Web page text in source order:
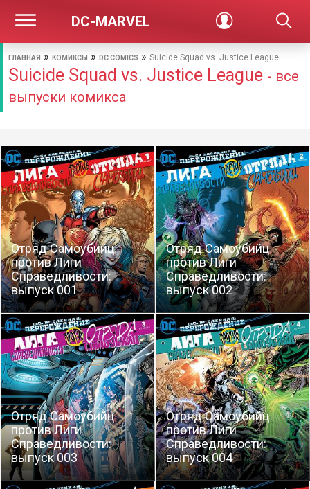
DC-MARVEL
ГЛАВНАЯ » КОМИКСЫ » DC COMICS » Suicide Squad vs. Justice League
Suicide Squad vs. Justice League - все
выпуски комикса
Отряд Самоубийц
против Лиги
Справедливости:
выпуск 001
Отряд Самоубийц
против Лиги
Справедливости:
выпуск 002
Отряд Самоубийц
против Лиги
Справедливости:
выпуск 003
Отряд Самоубийц
против Лиги
Справедливости:
выпуск 004